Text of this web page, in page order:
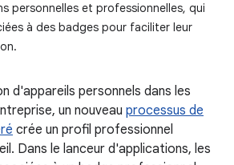
personnelles et professionnelles, qui
à des badges pour faciliter leur
d'appareils personnels dans les
un nouveau processus de
crée un profil professionnel
Dans le lanceur d'applications, les